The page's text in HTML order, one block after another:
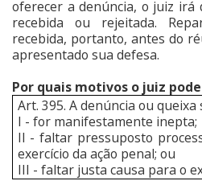
oferecer a denúncia, o juiz irá
recebida ou rejeitada.
recebida, portanto, antes do
apresentado sua defesa.
Por quais motivos o juiz
Art. 395. A denúncia ou
I - for manifestamente inepta;
II - faltar pressuposto
exercício da ação penal; ou
III - faltar justa causa para o